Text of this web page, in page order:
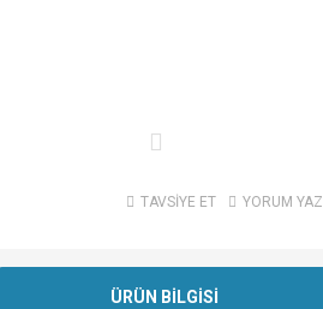
TAVSİYE ET YORUM YAZ
ÜRÜN BİLGİSİ